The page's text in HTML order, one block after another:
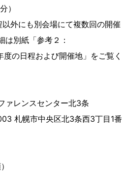
）
別会場にて複数回の開催
は別紙「参考２：
程および開催地」をご覧く
。
レンスセンター北3条
札幌市中央区北3条西3丁目 1番